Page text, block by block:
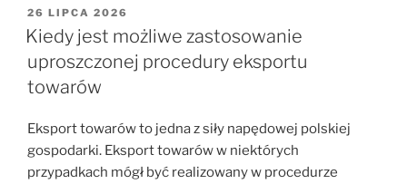
OPUBLIKOWANE
W
26 LIPCA 2026
Kiedy jest możliwe zastosowanie
uproszczonej procedury eksportu
towarów
Eksport towarów to jedna z siły napędowej polskiej
gospodarki. Eksport towarów w niektórych
przypadkach mógł być realizowany w procedurze